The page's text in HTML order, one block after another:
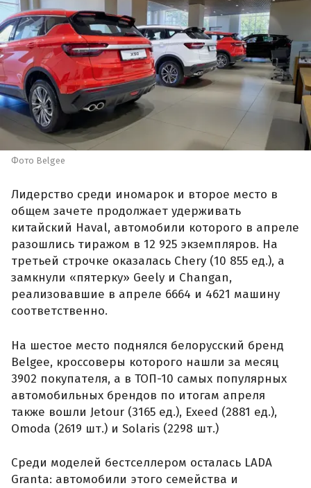
Фото Belgee
Лидерство среди иномарок и второе место в
общем зачете продолжает удерживать
китайский Haval, автомобили которого в апреле
разошлись тиражом в 12 925 экземпляров. На
третьей строчке оказалась Chery (10 855 ед.), а
замкнули «пятерку» Geely и Changan,
реализовавшие в апреле 6664 и 4621 машину
соответственно.
На шестое место поднялся белорусский бренд
Belgee, кроссоверы которого нашли за месяц
3902 покупателя, а в ТОП-10 самых популярных
автомобильных брендов по итогам апреля
также вошли Jetour (3165 ед.), Exeed (2881 ед.),
Omoda (2619 шт.) и Solaris (2298 шт.)
Среди моделей бестселлером осталась LADA
Granta: автомобили этого семейства и